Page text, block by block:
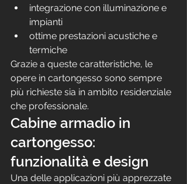
integrazione con illuminazione e
impianti
ottime prestazioni acustiche e
termiche
Grazie a queste caratteristiche, le
opere in cartongesso sono sempre
più richieste sia in ambito residenziale
che professionale.
Cabine armadio in
cartongesso:
funzionalità e design
Una delle applicazioni più apprezzate